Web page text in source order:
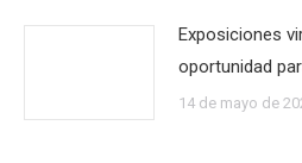
Exposiciones
oportunidad
14 de mayo de